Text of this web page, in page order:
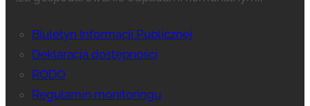
Biuletyn Informacji Publicznej
Deklaracja dostępności
RODO
Regulamin monitoringu